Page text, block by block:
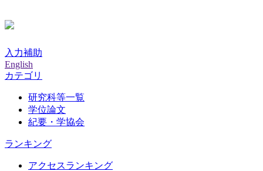
入力補助
English
カテゴリ
研究科等一覧
学位論文
紀要・学協会
ランキング
アクセスランキング